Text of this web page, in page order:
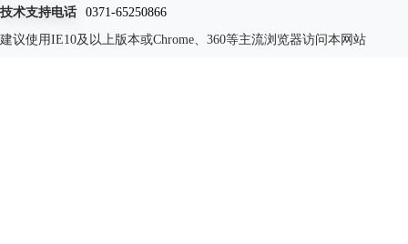
技术支持电话
0371-65250866
建议使用IE10及以上版本或Chrome、360等主流浏览器访问本网站